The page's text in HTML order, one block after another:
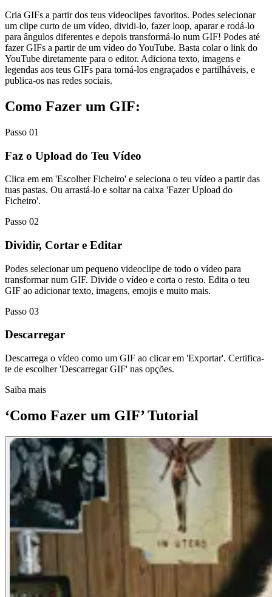
Cria GIFs a partir dos teus videoclipes favoritos. Podes selecionar
um clipe curto de um vídeo, dividi-lo, fazer loop, aparar e rodá-lo
para ângulos diferentes e depois transformá-lo num GIF! Podes até
fazer GIFs a partir de um vídeo do YouTube. Basta colar o link do
YouTube diretamente para o editor. Adiciona texto, imagens e
legendas aos teus GIFs para torná-los engraçados e partilháveis, e
publica-os nas redes sociais.
Como Fazer um GIF:
Passo 01
Faz o Upload do Teu Vídeo
Clica em em 'Escolher Ficheiro' e seleciona o teu vídeo a partir das
tuas pastas. Ou arrastá-lo e soltar na caixa 'Fazer Upload do
Ficheiro'.
Passo 02
Dividir, Cortar e Editar
Podes selecionar um pequeno videoclipe de todo o vídeo para
transformar num GIF. Divide o vídeo e corta o resto. Edita o teu
GIF ao adicionar texto, imagens, emojis e muito mais.
Passo 03
Descarregar
Descarrega o vídeo como um GIF ao clicar em 'Exportar'. Certifica-
te de escolher 'Descarregar GIF' nas opções.
Saiba mais
‘Como Fazer um GIF’ Tutorial